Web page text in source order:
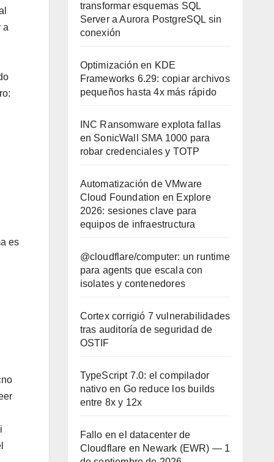
a
es
transformar esquemas SQL
Server a Aurora PostgreSQL sin
conexión
Optimización en KDE
Frameworks 6.29: copiar archivos
pequeños hasta 4x más rápido
INC Ransomware explota fallas
en SonicWall SMA 1000 para
robar credenciales y TOTP
Automatización de VMware
Cloud Foundation en Explore
2026: sesiones clave para
equipos de infraestructura
@cloudflare/computer: un runtime
para agents que escala con
isolates y contenedores
Cortex corrigió 7 vulnerabilidades
tras auditoría de seguridad de
OSTIF
TypeScript 7.0: el compilador
nativo en Go reduce los builds
entre 8x y 12x
Fallo en el datacenter de
Cloudflare en Newark (EWR) — 1